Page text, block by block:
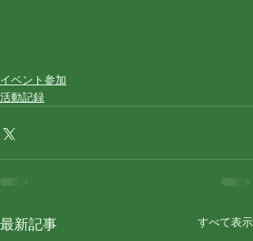
イベント参加
活動記録
最新記事 すべて表示